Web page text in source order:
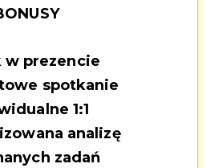
w prezencie
spotkanie
1:1
analizę
zadań